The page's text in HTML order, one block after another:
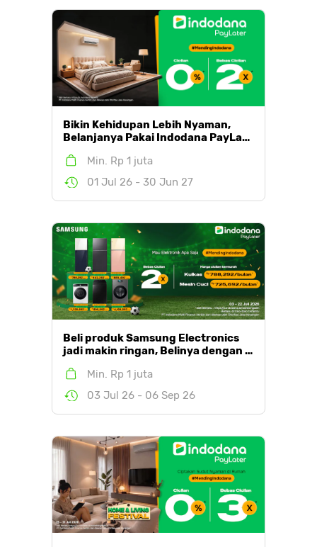
Bikin Kehidupan Lebih Nyaman,
Belanjanya Pakai Indodana PayLa…
Min. Rp 1 juta
01 Jul 26 - 30 Jun 27
Beli produk Samsung Electronics
jadi makin ringan, Belinya dengan …
Min. Rp 1 juta
03 Jul 26 - 06 Sep 26